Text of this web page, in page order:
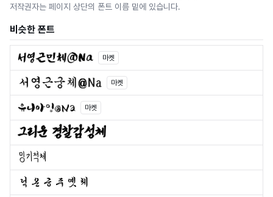
저작권자는 페이지 상단의 폰트 이름 밑에 있습니다.
비슷한 폰트
마켓
마켓
마켓